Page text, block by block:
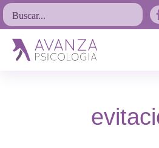
Saltar
a
navegación
Saltar
al
contenido
principal
Saltar
al
pie
Buscar...